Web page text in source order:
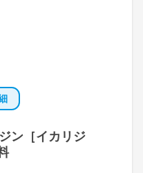
ン［イカリジ